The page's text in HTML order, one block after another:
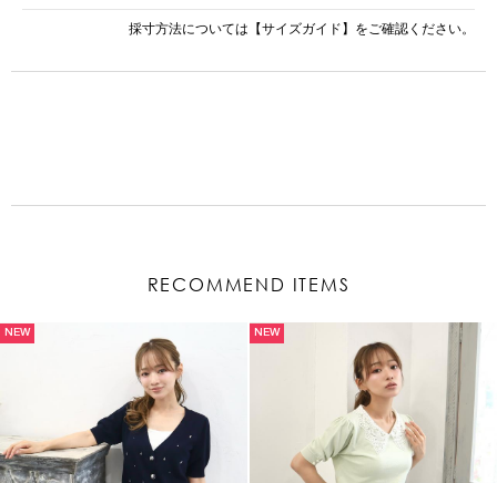
採寸方法については 【サイズガイド】 をご確認ください。
RECOMMEND ITEMS
NEW NEW